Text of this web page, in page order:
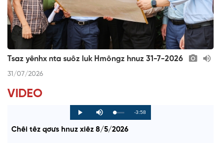
Tsaz yênhx nta suôz luk Hmôngz hnuz 31-7-2026
31/07/2026
VIDEO
P
l
y
M
u
e
L
o
d
P
r
g
R
-3:58
Chêi têz qơưs hnuz xiêz 8/5/2026